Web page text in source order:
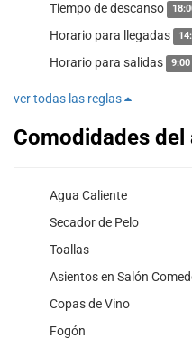
Tiempo de descanso
Horario para llegadas
Horario para salidas
ver todas las reglas
Comodidades
Agua Caliente
Secador de Pelo
Toallas
Asientos en Salón
Copas de Vino
Fogón